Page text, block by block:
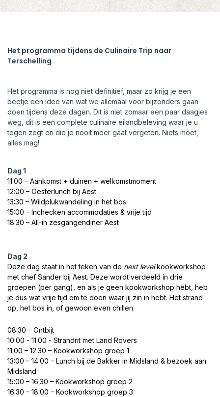
Het programma tijdens de Culinaire Trip naar
Terschelling
Het programma is nog niet definitief, maar zo krijg je een
beetje een idee van wat we allemaal voor bijzonders gaan
doen tijdens deze dagen. Dit is niet zomaar een paar daagjes
weg, dit is een complete culinaire eilandbeleving waar je u
tegen zegt en die je nooit meer gaat vergeten. Niets moet,
alles mag!
Dag 1
11:00 – Aankomst + duinen + welkomstmoment
12:00 – Oesterlunch bij Aest
13:30 – Wildplukwandeling in het bos
15:00 – Inchecken accommodaties & vrije tijd
18:30 – All-in zesgangendiner Aest
Dag 2
Deze dag staat in het teken van de next levelkookworkshop
met chef Sander bij Aest. Deze wordt verdeeld in drie
groepen (per gang), en als je geen kookworkshop hebt, heb
je dus wat vrije tijd om te doen waar jij zin in hebt. Het strand
op, het bos in, of gewoon even chillen.
08:30 – Ontbijt
10:00 - 11:00 - Strandrit met Land Rovers
11:00 – 12:30 – Kookworkshop groep 1
13:00 – 14:00 – Lunch bij de Bakker in Midsland & bezoek aan
Midsland
15:00 – 16:30 – Kookworkshop groep 2
16:30 – 18:00 – Kookworkshop groep 3